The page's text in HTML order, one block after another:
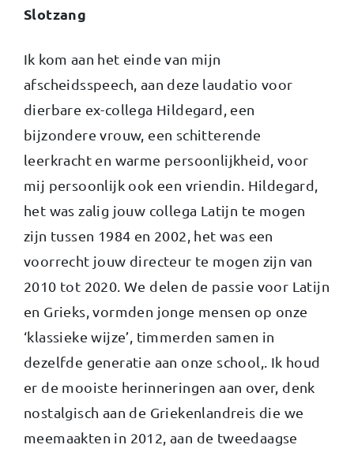
Slotzang
Ik kom aan het einde van mijn
afscheidsspeech, aan deze laudatio voor
dierbare ex-collega Hildegard, een
bijzondere vrouw, een schitterende
leerkracht en warme persoonlijkheid, voor
mij persoonlijk ook een vriendin. Hildegard,
het was zalig jouw collega Latijn te mogen
zijn tussen 1984 en 2002, het was een
voorrecht jouw directeur te mogen zijn van
2010 tot 2020. We delen de passie voor Latijn
en Grieks, vormden jonge mensen op onze
‘klassieke wijze’, timmerden samen in
dezelfde generatie aan onze school,. Ik houd
er de mooiste herinneringen aan over, denk
nostalgisch aan de Griekenlandreis die we
meemaakten in 2012, aan de tweedaagse